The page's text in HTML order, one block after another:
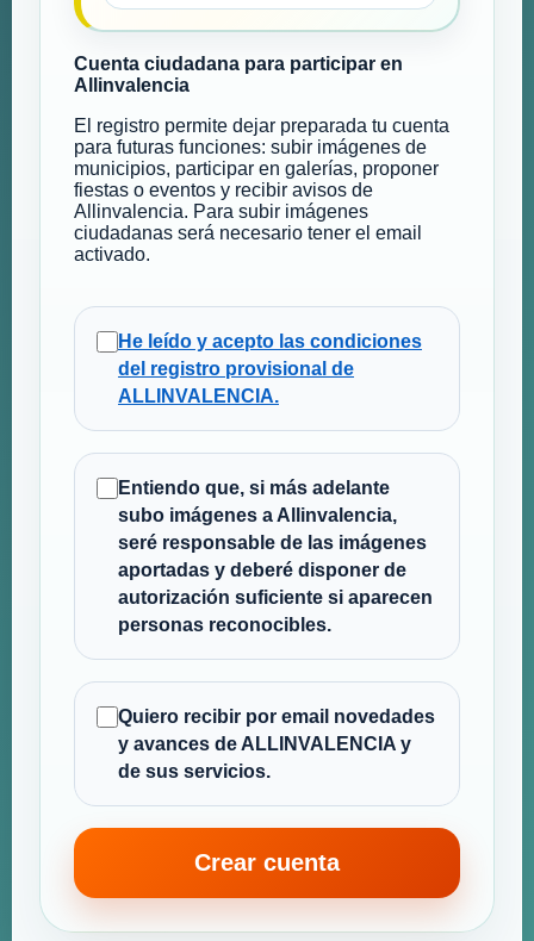
Cuenta ciudadana para participar en
Allinvalencia
El registro permite dejar preparada tu cuenta
para futuras funciones: subir imágenes de
municipios, participar en galerías, proponer
fiestas o eventos y recibir avisos de
Allinvalencia. Para subir imágenes
ciudadanas será necesario tener el email
activado.
He leído y acepto las condiciones
del registro provisional de
ALLINVALENCIA.
Entiendo que, si más adelante
subo imágenes a Allinvalencia,
seré responsable de las imágenes
aportadas y deberé disponer de
autorización suficiente si aparecen
personas reconocibles.
Quiero recibir por email novedades
y avances de ALLINVALENCIA y
de sus servicios.
Crear cuenta